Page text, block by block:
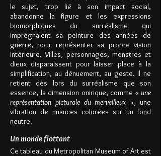
le sujet, trop lié à son impact social,
abandonne la figure et les expressions
biomorphiques du surréalisme qui
imprégnaient sa peinture des années de
guerre, pour représenter sa propre vision
intérieure. Villes, personnages, monstres et
dieux disparaissent pour laisser place à la
simplification, au dénuement, au geste. Il ne
retient dès lors du surréalisme que son
essence, la dimension onirique, comme « une
représentation picturale du merveilleux », une
vibration de nuances colorées sur un fond
neutre.
Un monde flottant
Ce tableau du Metropolitan Museum of Art est